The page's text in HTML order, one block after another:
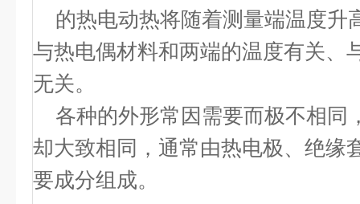
的热电动热将随着测量端温度升
与热电偶材料和两端的温度有关、
无关。
各种的外形常因需要而极不相同
却大致相同，通常由热电极、绝缘
要成分组成。